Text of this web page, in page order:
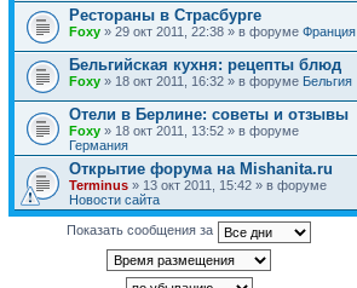
Рестораны в Страсбурге
Foxy » 29 окт 2011, 22:38 » в форуме Франция
Бельгийская кухня: рецепты блюд
Foxy » 18 окт 2011, 16:32 » в форуме Бельгия
Отели в Берлине: советы и отзывы
Foxy » 18 окт 2011, 13:52 » в форуме
Германия
Открытие форума на Mishanita.ru
Terminus » 13 окт 2011, 15:42 » в форуме
Новости сайта
Показать сообщения за